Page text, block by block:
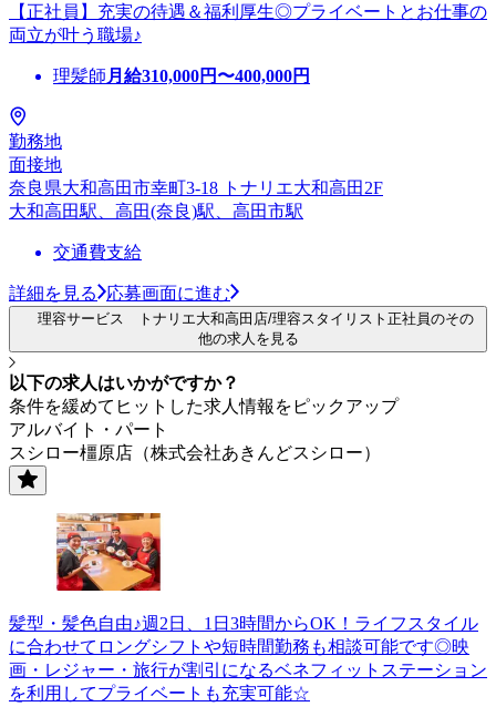
【正社員】充実の待遇＆福利厚生◎プライベートとお仕事の
両立が叶う職場♪
理髪師 月給310,000円〜400,000円
勤務地
面接地
奈良県大和高田市幸町3-18 トナリエ大和高田2F
大和高田駅、高田(奈良)駅、高田市駅
交通費支給
詳細を見る 応募画面に進む
理容サービス トナリエ大和高田店/理容スタイリスト正社員のその
他の求人を見る
以下の求人はいかがですか？
条件を緩めてヒットした求人情報をピックアップ
アルバイト・パート
スシロー橿原店（株式会社あきんどスシロー）
髪型・髪色自由♪週2日、1日3時間からOK！ライフスタイル
に合わせてロングシフトや短時間勤務も相談可能です◎映
画・レジャー・旅行が割引になるベネフィットステーション
を利用してプライベートも充実可能☆